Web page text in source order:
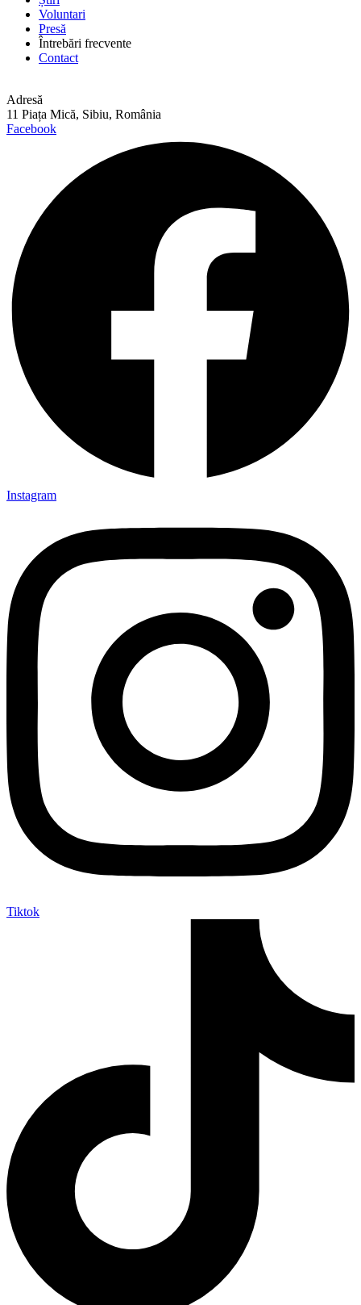
Voluntari
Presă
Întrebări frecvente
Contact
Adresă
11 Piața Mică, Sibiu, România
Facebook
Instagram
Tiktok